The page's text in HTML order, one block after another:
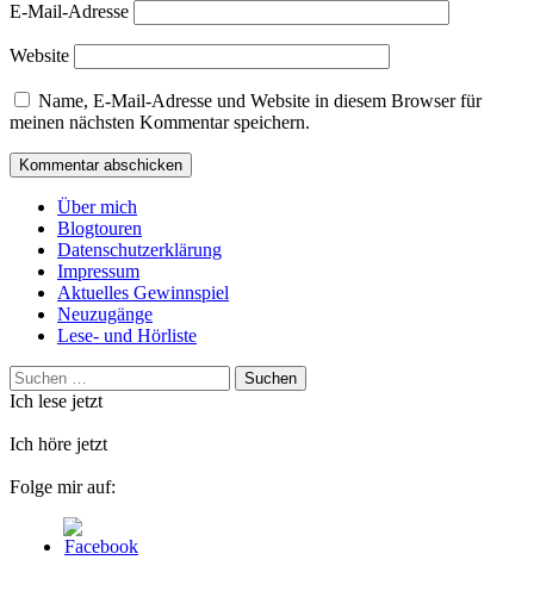
E-Mail-Adresse
Website
Name, E-Mail-Adresse und Website in diesem Browser für
meinen nächsten Kommentar speichern.
Über mich
Blogtouren
Datenschutzerklärung
Impressum
Aktuelles Gewinnspiel
Neuzugänge
Lese- und Hörliste
Suchen
nach:
Ich lese jetzt
Ich höre jetzt
Folge mir auf: